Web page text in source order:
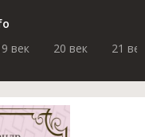
век 20 век 21 век